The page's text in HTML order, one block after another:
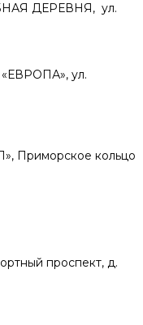
ДЕРЕВНЯ, ул.
ул.
кольцо
проспект, д.